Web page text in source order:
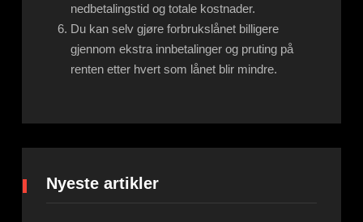
nedbetalingstid og totale kostnader.
Du kan selv gjøre forbrukslånet billigere
gjennom ekstra innbetalinger og pruting på
renten etter hvert som lånet blir mindre.
Nyeste artikler